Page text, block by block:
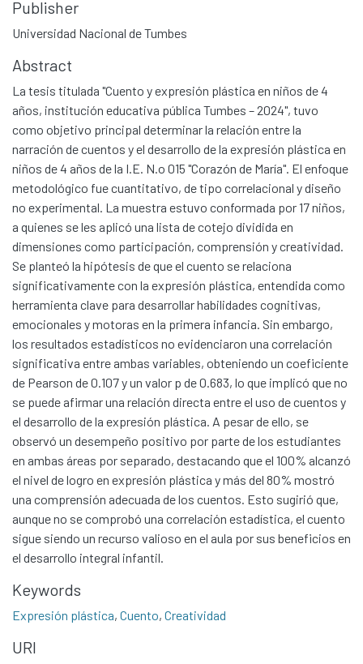
Communities & Collections
All of DSpace
Contacto
Políticas
Publisher
Universidad Nacional de Tumbes
Abstract
La tesis titulada "Cuento y expresión plástica en niños de 4
años, institución educativa pública Tumbes – 2024", tuvo
como objetivo principal determinar la relación entre la
narración de cuentos y el desarrollo de la expresión plástica en
niños de 4 años de la I.E. N.o 015 "Corazón de María". El enfoque
metodológico fue cuantitativo, de tipo correlacional y diseño
no experimental. La muestra estuvo conformada por 17 niños,
a quienes se les aplicó una lista de cotejo dividida en
dimensiones como participación, comprensión y creatividad.
Se planteó la hipótesis de que el cuento se relaciona
significativamente con la expresión plástica, entendida como
herramienta clave para desarrollar habilidades cognitivas,
emocionales y motoras en la primera infancia. Sin embargo,
los resultados estadísticos no evidenciaron una correlación
significativa entre ambas variables, obteniendo un coeficiente
de Pearson de 0.107 y un valor p de 0.683, lo que implicó que no
se puede afirmar una relación directa entre el uso de cuentos y
el desarrollo de la expresión plástica. A pesar de ello, se
observó un desempeño positivo por parte de los estudiantes
en ambas áreas por separado, destacando que el 100% alcanzó
el nivel de logro en expresión plástica y más del 80% mostró
una comprensión adecuada de los cuentos. Esto sugirió que,
aunque no se comprobó una correlación estadística, el cuento
sigue siendo un recurso valioso en el aula por sus beneficios en
el desarrollo integral infantil.
Keywords
Expresión plástica, Cuento, Creatividad
URI